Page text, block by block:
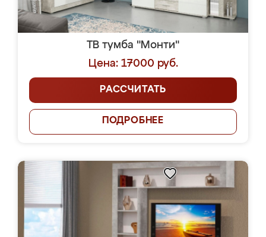
ТВ тумба "Монти"
Цена: 17000 руб.
РАССЧИТАТЬ
ПОДРОБНЕЕ